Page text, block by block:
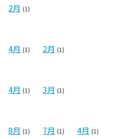
2月 (1)
4月 (1) 2月 (1)
4月 (1) 3月 (1)
8月 (1) 7月 (1) 4月 (1)